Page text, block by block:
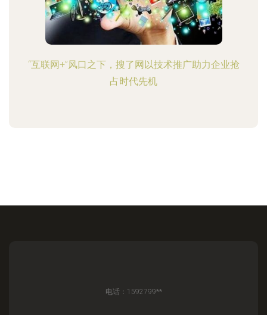
“互联网+”风口之下，搜了网以技术推广助力企业抢
占时代先机
电话：1592799**